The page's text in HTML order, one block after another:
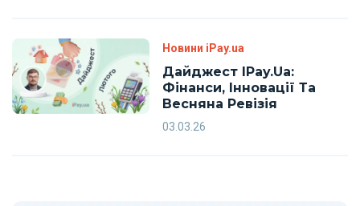
Новини iPay.ua
Дайджест IPay.ua:
Фінанси, Інновації Та
Весняна Ревізія
03.03.26